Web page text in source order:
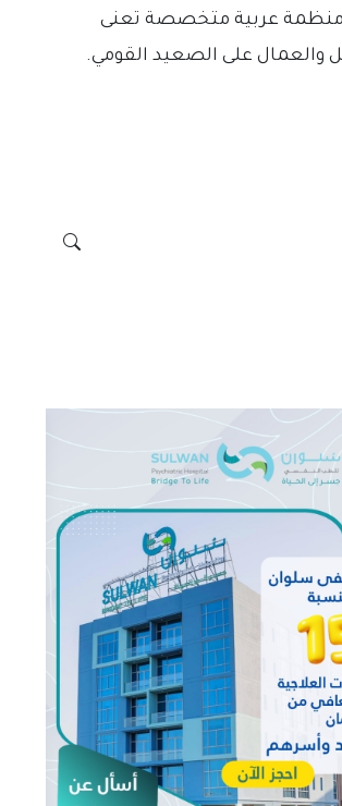
منظمة عربية متخصصة تعنى
والعمال على الصعيد القومي.